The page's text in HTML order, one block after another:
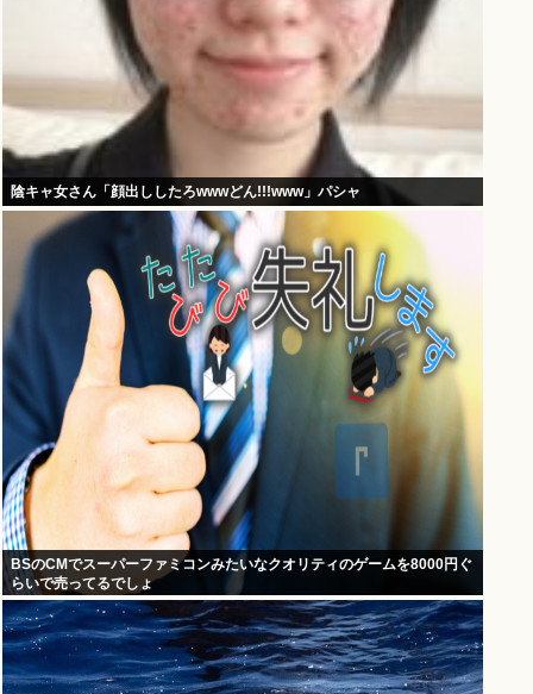
陰キャ女さん「顔出ししたろwwwどん!!!www」パシャ
BSのCMでスーパーファミコンみたいなクオリティのゲームを8000円ぐ
らいで売ってるでしょ